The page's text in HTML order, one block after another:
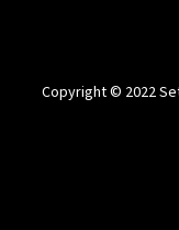
Copyright © 2022